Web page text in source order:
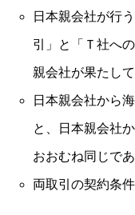
日本親会社が行
引」と「Ｔ社へ
親会社が果たし
日本親会社から
と、日本親会社
おおむね同じで
両取引の契約条